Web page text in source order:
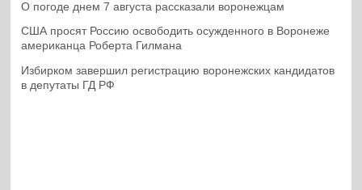
О погоде днем 7 августа рассказали воронежцам
США просят Россию освободить осужденного в Воронеже
американца Роберта Гилмана
Избирком завершил регистрацию воронежских кандидатов
в депутаты ГД РФ